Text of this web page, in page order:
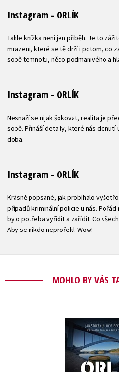
Instagram - ORLÍK
Tahle knížka není jen příběh. Je to
mrazení, které se tě drží i potom, co
sobě temnotu, něco podmanivého a
Instagram - ORLÍK
Nesnaží se nijak šokovat, realita je
sobě. Přináší detaily, které nás donutí
doba.
Instagram - ORLÍK
Krásně popsané, jak probíhalo
případů kriminální policie u nás.
bylo potřeba vyřídit a zařídit. Co
Aby se nikdo neprořekl. Wow!
MOHLO BY VÁS
Orlík
Lucie
,
Jan